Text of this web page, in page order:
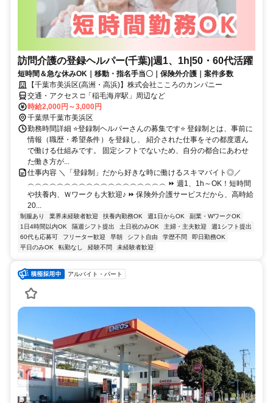
訪問介護の登録ヘルパー(千葉)|週1、1h|50・60代活躍
短時間＆急な休みOK｜移動・指名手当〇｜保険外介護｜案件多数
【千葉市美浜区(高洲・高浜)】株式会社こころのカンパニー
交通・アクセス □「稲毛海岸駅」周辺など
時給2,000円～3,000円
千葉県千葉市美浜区
勤務時間詳細 ⭐登録制ヘルパーさんの募集です⭐ 登録制とは、事前に
情報（職歴・希望条件）を登録し、 紹介された仕事をその都度選ん
で働ける仕組みです。 固定シフトでないため、自分の都合にあわせ
た働き方が...
仕事内容 ＼「登録制」だから好きな時に働けるスキマバイト◎／
︵︵︵︵︵︵︵︵︵︵︵︵︵︵︵︵︵︵︵ ⏩ 週1、1h～OK！短時間
や扶養内、Ｗワークも大歓迎♪ ⏩ 保険外介護サービスだから、高時給
20...
制服あり 業界未経験者歓迎 扶養内勤務OK 週1日からOK
副業・WワークOK
1日4時間以内OK
隔週シフト提出 土日祝のみOK 主婦・主夫歓迎
週1シフト提出
60代も応募可
フリーター歓迎 早朝 シフト自由 学歴不問
即日勤務OK
平日のみOK
転勤なし 経験不問 未経験者歓迎
アルバイト・パート